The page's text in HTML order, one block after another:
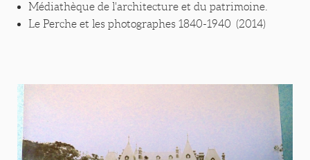
Médiathèque de l'architecture et du patrimoine.
Le Perche et les photographes 1840-1940 (2014)